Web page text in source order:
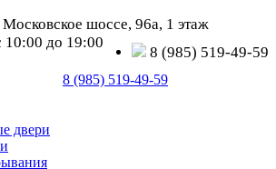
шоссе, 96а, 1 этаж
10:00 до 19:00
8 (985) 519-49-59
8 (985) 519-49-59
двери